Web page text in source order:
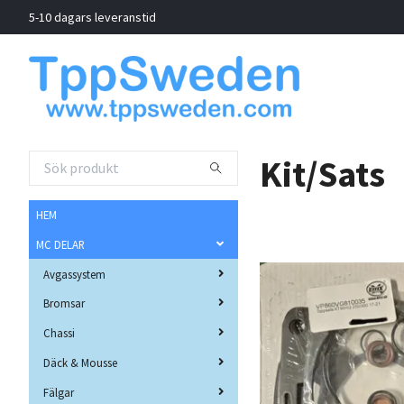
5-10 dagars leveranstid
HEM
MC DELAR
Avgassystem
Bromsar
Chassi
Däck & Mousse
Fälgar
Kit/Sats